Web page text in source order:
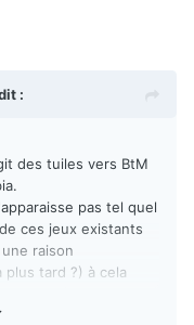
:
des tuiles vers BtM
pas tel quel
ces jeux existants
raison
tard ?) à cela
sort maintenant, ça